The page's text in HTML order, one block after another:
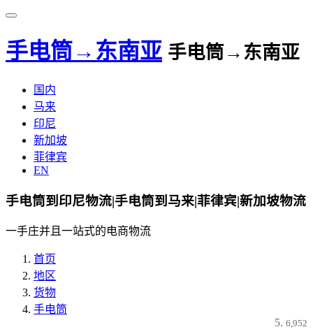
手电筒→东南亚 手电筒→东南亚
国内
马来
印尼
新加坡
菲律宾
EN
手电筒到印尼物流|手电筒到马来|菲律宾|新加坡物流
一手庄并且一站式的电商物流
首页
地区
货物
手电筒
6,952